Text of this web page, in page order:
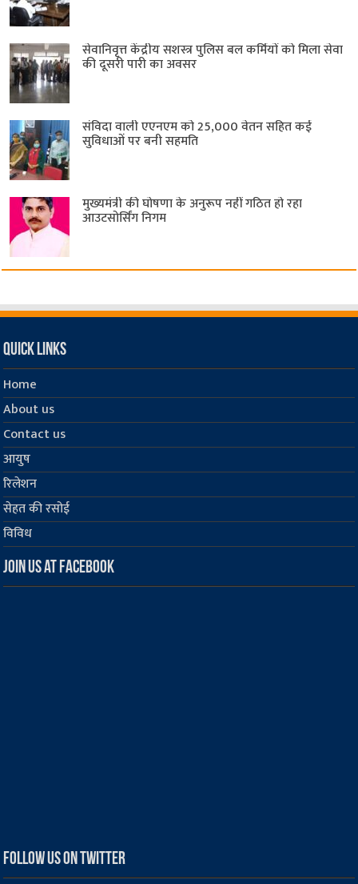
सेवानिवृत्त केंद्रीय सशस्त्र पुलिस बल ​कर्मियों को मिला सेवा
की दूसरी पारी का अवसर
संविदा वाली एएनएम को 25,000 वेतन सहित कई
सुविधाओं पर बनी सहमति
मुख्यमंत्री की घोषणा के अनुरूप नहीं गठित हो रहा
आउटसोर्सिंग निगम
Quick Links
Home
About us
Contact us
आयुष
रिलेशन
सेहत की रसोई
विविध
Join us at Facebook
Follow us on Twitter